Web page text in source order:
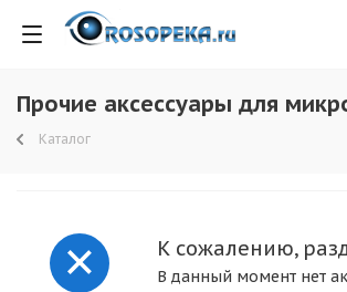
Прочие аксессуары для
Каталог
К сожалению,
В данный момент нет